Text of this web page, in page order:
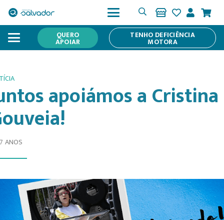
QUERO
APOIAR
TENHO DEFICIÊNCIA
MOTORA
apoiámos a Cristina
ANOS